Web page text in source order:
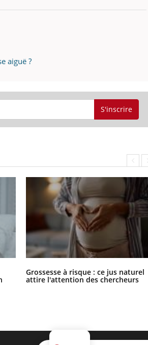
aiguë ?
S'inscrire
Grossesse à risque : ce jus naturel
attire l'attention des chercheurs